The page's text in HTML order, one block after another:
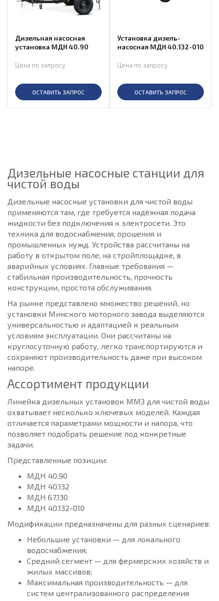
Дизельная насосная
установка МДН 40.90
Цена по запросу
ОСТАВИТЬ ЗАПРОС
Установка дизель-
насосная МДН 40.132-010
Цена по запросу
ОСТАВИТЬ ЗАПРОС
Дизельные насосные станции для
чистой воды
Дизельные насосные установки для чистой воды
применяются там, где требуется надёжная подача
жидкости без подключения к электросети. Это
техника для водоснабжения, орошения и
промышленных нужд. Устройства рассчитаны на
работу в открытом поле, на стройплощадке, в
аварийных условиях. Главные требования —
стабильная производительность, прочность
конструкции, простота обслуживания.
На рынке представлено множество решений, но
установки Минского моторного завода выделяются
универсальностью и адаптацией к реальным
условиям эксплуатации. Они рассчитаны на
круглосуточную работу, легко транспортируются и
сохраняют производительность даже при высоком
напоре.
Ассортимент продукции
Линейка дизельных установок ММЗ для чистой воды
охватывает несколько ключевых моделей. Каждая
отличается параметрами мощности и напора, что
позволяет подобрать решение под конкретные
задачи.
Представленные позиции:
МДН 40.90
МДН 40.132
МДН 67.130
МДН 40.132-010
Модификации предназначены для разных сценариев:
Небольшие установки — для локального
водоснабжения;
Средний сегмент — для фермерских хозяйств и
жилых массивов;
Максимальная производительность — для
систем централизованного распределения